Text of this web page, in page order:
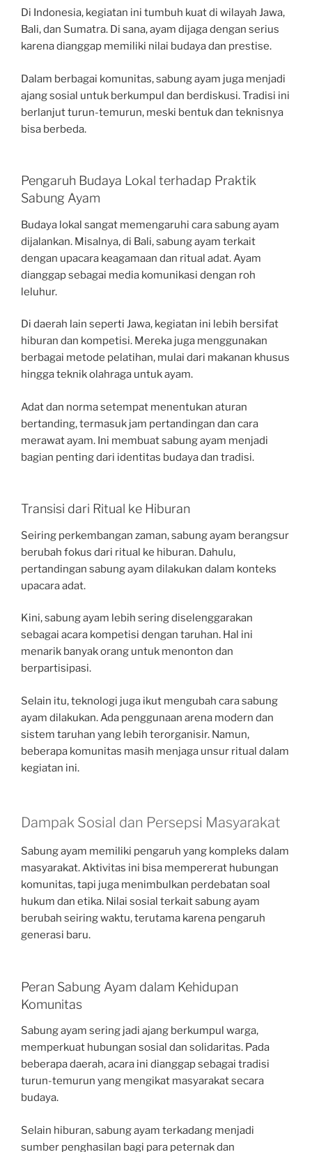
Di Indonesia, kegiatan ini tumbuh kuat di wilayah Jawa,
Bali, dan Sumatra. Di sana, ayam dijaga dengan serius
karena dianggap memiliki nilai budaya dan prestise.
Dalam berbagai komunitas, sabung ayam juga menjadi
ajang sosial untuk berkumpul dan berdiskusi. Tradisi ini
berlanjut turun-temurun, meski bentuk dan teknisnya
bisa berbeda.
Pengaruh Budaya Lokal terhadap Praktik
Sabung Ayam
Budaya lokal sangat memengaruhi cara sabung ayam
dijalankan. Misalnya, di Bali, sabung ayam terkait
dengan upacara keagamaan dan ritual adat. Ayam
dianggap sebagai media komunikasi dengan roh
leluhur.
Di daerah lain seperti Jawa, kegiatan ini lebih bersifat
hiburan dan kompetisi. Mereka juga menggunakan
berbagai metode pelatihan, mulai dari makanan khusus
hingga teknik olahraga untuk ayam.
Adat dan norma setempat menentukan aturan
bertanding, termasuk jam pertandingan dan cara
merawat ayam. Ini membuat sabung ayam menjadi
bagian penting dari identitas budaya dan tradisi.
Transisi dari Ritual ke Hiburan
Seiring perkembangan zaman, sabung ayam berangsur
berubah fokus dari ritual ke hiburan. Dahulu,
pertandingan sabung ayam dilakukan dalam konteks
upacara adat.
Kini, sabung ayam lebih sering diselenggarakan
sebagai acara kompetisi dengan taruhan. Hal ini
menarik banyak orang untuk menonton dan
berpartisipasi.
Selain itu, teknologi juga ikut mengubah cara sabung
ayam dilakukan. Ada penggunaan arena modern dan
sistem taruhan yang lebih terorganisir. Namun,
beberapa komunitas masih menjaga unsur ritual dalam
kegiatan ini.
Dampak Sosial dan Persepsi Masyarakat
Sabung ayam memiliki pengaruh yang kompleks dalam
masyarakat. Aktivitas ini bisa mempererat hubungan
komunitas, tapi juga menimbulkan perdebatan soal
hukum dan etika. Nilai sosial terkait sabung ayam
berubah seiring waktu, terutama karena pengaruh
generasi baru.
Peran Sabung Ayam dalam Kehidupan
Komunitas
Sabung ayam sering jadi ajang berkumpul warga,
memperkuat hubungan sosial dan solidaritas. Pada
beberapa daerah, acara ini dianggap sebagai tradisi
turun-temurun yang mengikat masyarakat secara
budaya.
Selain hiburan, sabung ayam terkadang menjadi
sumber penghasilan bagi para peternak dan